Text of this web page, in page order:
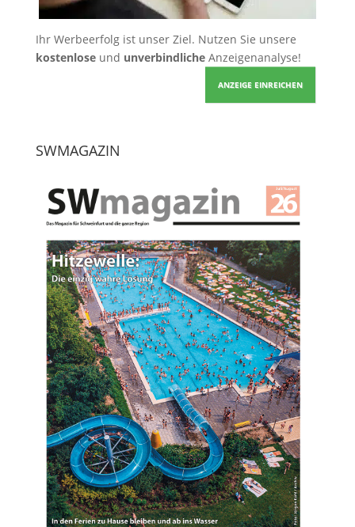
Ihr Werbeerfolg ist unser Ziel. Nutzen Sie unsere
kostenloseund unverbindlicheAnzeigenanalyse!
ANZEIGE EINREICHEN
SWMAGAZIN